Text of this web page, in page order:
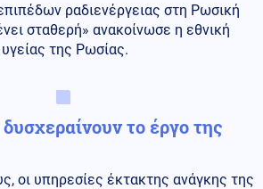
ραδιενέργειας στη Ρωσική
σταθερή» ανακοίνωσε η εθνική
της Ρωσίας.
το έργο της
οι υπηρεσίες έκτακτης ανάγκης της